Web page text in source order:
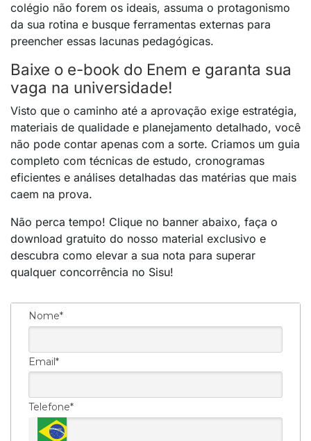
colégio não forem os ideais, assuma o protagonismo
da sua rotina e busque ferramentas externas para
preencher essas lacunas pedagógicas.
Baixe o e-book do Enem e garanta sua
vaga na universidade!
Visto que o caminho até a aprovação exige estratégia,
materiais de qualidade e planejamento detalhado, você
não pode contar apenas com a sorte. Criamos um guia
completo com técnicas de estudo, cronogramas
eficientes e análises detalhadas das matérias que mais
caem na prova.
Não perca tempo! Clique no banner abaixo, faça o
download gratuito do nosso material exclusivo e
descubra como elevar a sua nota para superar
qualquer concorrência no Sisu!
Nome*
Email*
Telefone*